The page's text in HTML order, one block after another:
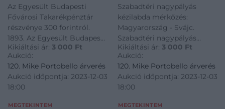
Takarékpénztár
részvénye 300 forintról.
1893.
Az Egyesült Budapesti
Fővárosi Takarékpénztár
részvénye 300 forintról.
1893. Az Egyesült Budapesti
Fővárosi Takarékpénztár
részvénye 300 forintról.
1893.
Kikiáltási ár: 3 000 Ft
Aukció:
120. Mike Portobello árverés
Aukció időpontja: 2023-12-03
18:00
MEGTEKINTEM
A magyarok 2-ik gólja.
1938. Berlin VB.
Nemzeti Sport.
Sajtófotó.
Szabadtéri nagypályás
kézilabda mérkőzés:
Magyarország - Svájc.
Szabadtéri nagypályás
kézilabda mérkőzés:
Magyarország - Svájc. A
magyarok 2-ik gólja. 1938.
Berlin VB. Nemzeti Sport.
Sajtófotó.
Kikiáltási ár: 3 000 Ft
Aukció:
120. Mike Portobello árverés
Aukció időpontja: 2023-12-03
18:00
MEGTEKINTEM